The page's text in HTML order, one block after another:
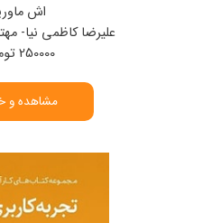
اش
علیرضا کاظمی نیا-
250000 تومان
مشاهده و